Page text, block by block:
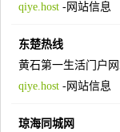
qiye.host-网站信息
东楚热线
黄石第一生活门户
qiye.host-网站信息
琼海同城网